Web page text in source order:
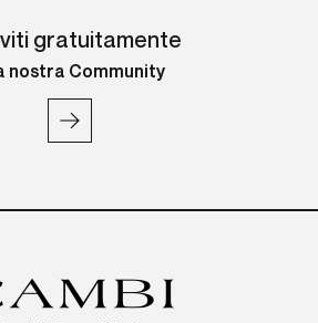
gratuitamente
nostra Community